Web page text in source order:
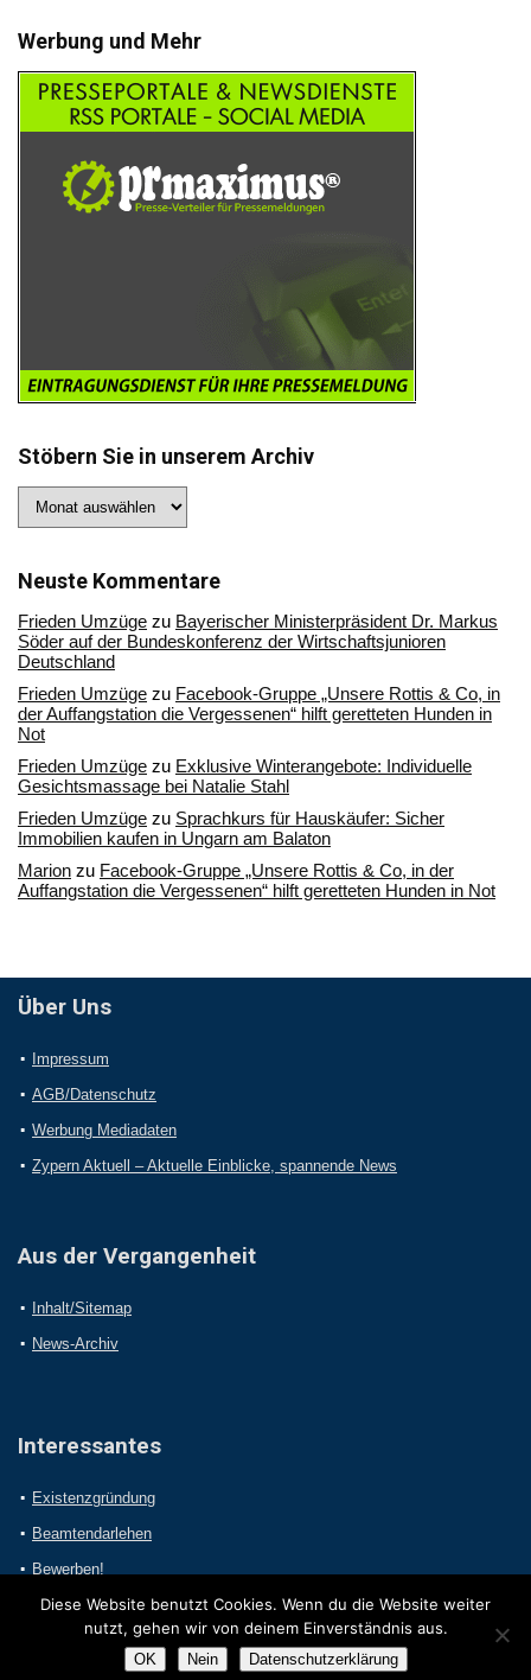
Werbung und Mehr
Stöbern Sie in unserem Archiv
Sie
Archiv
Neuste Kommentare
Frieden Umzüge zu Bayerischer Ministerpräsident Dr. Markus
Söder auf der Bundeskonferenz der Wirtschaftsjunioren
Deutschland
Frieden Umzüge zu Facebook-Gruppe „Unsere Rottis & Co, in
der Auffangstation die Vergessenen“ hilft geretteten Hunden in
Not
Frieden Umzüge zu Exklusive Winterangebote: Individuelle
Gesichtsmassage bei Natalie Stahl
Frieden Umzüge zu Sprachkurs für Hauskäufer: Sicher
Immobilien kaufen in Ungarn am Balaton
Marion zu Facebook-Gruppe „Unsere Rottis & Co, in der
Auffangstation die Vergessenen“ hilft geretteten Hunden in Not
Über Uns
Impressum
AGB/Datenschutz
Werbung Mediadaten
Zypern Aktuell – Aktuelle Einblicke, spannende News
Aus der Vergangenheit
Inhalt/Sitemap
News-Archiv
Interessantes
Existenzgründung
Beamtendarlehen
Bewerben!
2017 Online-Presseportal.com. Alle Rechte vorbehalten.
Diese Website benutzt Cookies. Wenn du die Website weiter
nutzt, gehen wir von deinem Einverständnis aus.
OK Nein Datenschutzerklärung